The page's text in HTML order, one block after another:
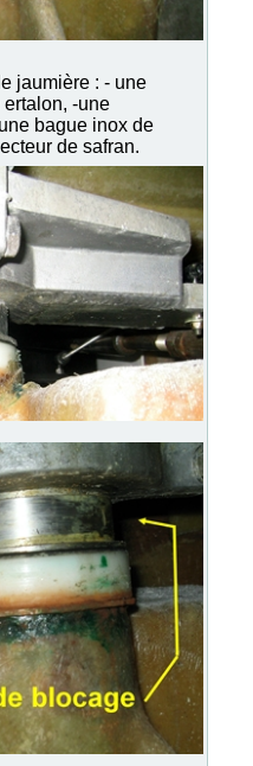
jaumière : - une
-une
bague inox de
de safran.